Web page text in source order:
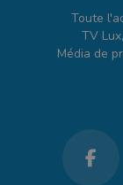
Toute
TV
Média de